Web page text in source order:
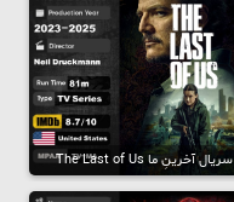
سریال آخرینِ ما The Last of Us